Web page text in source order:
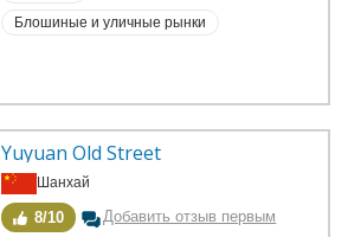
Блошиные и уличные рынки
Yuyuan Old Street
Шанхай
8/10 Добавить отзыв первым